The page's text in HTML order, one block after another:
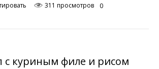
311 просмотров 0
с куриным филе и рисом